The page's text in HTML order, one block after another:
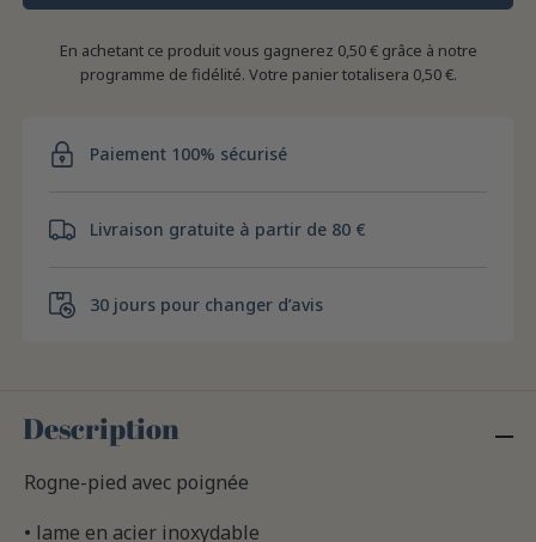
En achetant ce produit vous gagnerez 0,50 €grâce à notre
programme de fidélité. Votre panier totalisera 0,50 €.
Paiement 100% sécurisé
Livraison gratuite à partir de 80 €
30 jours pour changer d’avis
Description
Rogne-pied avec poignée
• lame en acier inoxydable